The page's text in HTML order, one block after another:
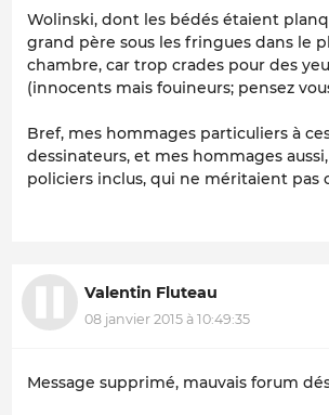
Wolinski, dont les bédés étaient
grand père sous les fringues dans le
chambre, car trop crades pour des
(innocents mais fouineurs; pensez
Bref, mes hommages particuliers à
dessinateurs, et mes hommages aussi,
policiers inclus, qui ne méritaient pas
Valentin Fluteau
08 janvier 2015 à 10:49:35
Message supprimé, mauvais forum